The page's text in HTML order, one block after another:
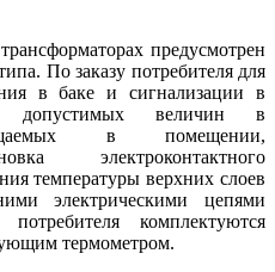
предусмотрен
По заказу потребителя для
в баке и сигнализации в
допустимых величин в
в помещении,
электроконтактного
температуры верхних слоев
электрическими цепями
комплектуются
термометром.